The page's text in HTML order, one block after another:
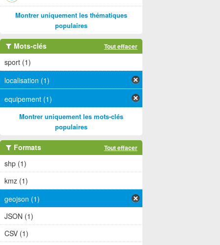
Montrer uniquement les thématiques
populaires
Mots-clés Tout effacer
sport (1)
localisation (1)
equipement (1)
Montrer uniquement les mots-clés
populaires
Formats Tout effacer
shp (1)
kmz (1)
geojson (1)
JSON (1)
CSV (1)